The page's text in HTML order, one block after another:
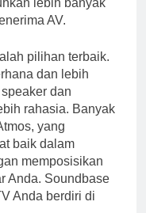
lebih banyak
AV.
pilihan terbaik.
dan lebih
dan
rahasia. Banyak
yang
baik dalam
memposisikan
Anda. Soundbase
Anda berdiri di